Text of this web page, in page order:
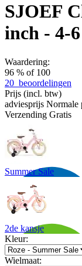
SJOEF
inch - 4-
Waardering:
96 % of 100
20 beoordelingen
Prijs (incl. btw)
adviesprijs Normale
Verzending Gratis
Summer Sale
2de kansje
Kleur:
Wielmaat: